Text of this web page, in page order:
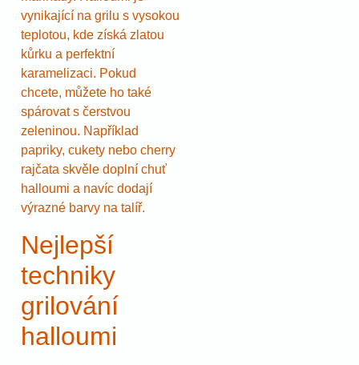
vynikající na grilu s vysokou
teplotou, kde získá zlatou
kůrku a perfektní
karamelizaci. Pokud
chcete, můžete ho také
spárovat s čerstvou
zeleninou. Například
papriky, cukety nebo cherry
rajčata skvěle doplní chuť
halloumi a navíc dodají
výrazné barvy na talíř.
Nejlepší
techniky
grilování
halloumi